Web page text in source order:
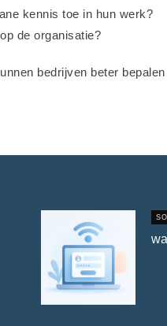
kennis toe in hun werk?
de organisatie?
bedrijven beter